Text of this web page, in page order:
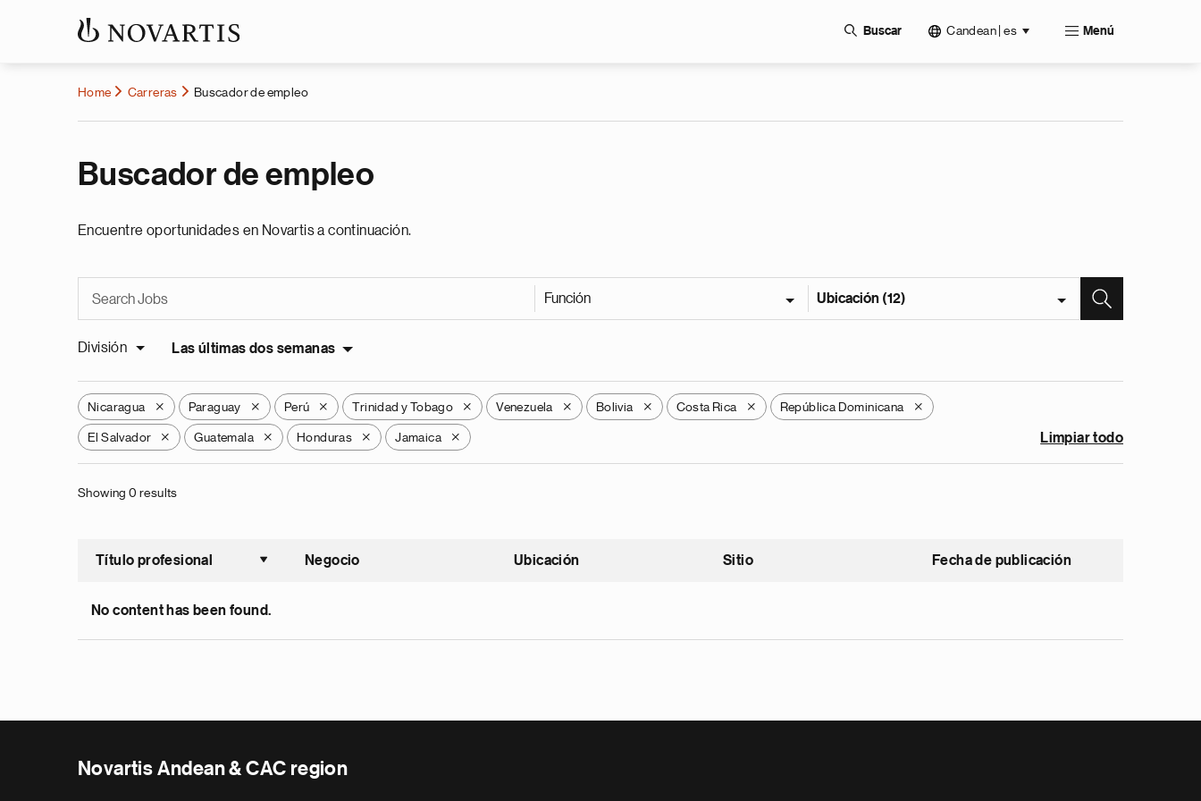
Buscar Candean | es Menú
Home Carreras Buscador de empleo
Buscador de empleo
Encuentre oportunidades en Novartis a continuación.
Función Ubicación (12)
División Las últimas dos semanas
Nicaragua X Paraguay X Perú X Trinidad y Tobago X Venezuela X Bolivia X Costa Rica X República Dominicana X
El Salvador X Guatemala X Honduras X Jamaica X Limpiar todo
Showing 0 results
Título profesional
Ordenar ascendente
Negocio Ubicación Sitio Fecha de publicación
No content has been found.
Novartis Andean & CAC region